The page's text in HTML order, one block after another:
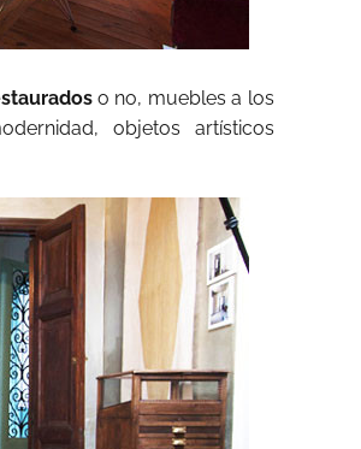
o no, muebles a los
objetos artísticos